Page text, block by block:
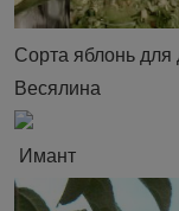
Сорта яблонь для
Весялина
Имант